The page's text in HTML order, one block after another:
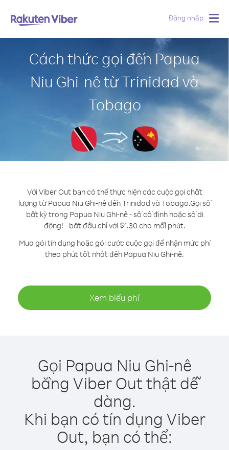
Đăng nhập
Cách thức gọi đến Papua
Niu Ghi-nê từ Trinidad và
Tobago
Với Viber Out bạn có thể thực hiện các cuộc gọi chất
lượng từ Papua Niu Ghi-nê đến Trinidad và Tobago.Gọi số
bất kỳ trong Papua Niu Ghi-nê - số cố định hoặc số di
động! - bắt đầu chỉ với $1.30 cho mỗi phút.
Mua gói tín dụng hoặc gói cước cuộc gọi để nhận mức phí
theo phút tốt nhất đến Papua Niu Ghi-nê.
Xem biểu phí
Gọi Papua Niu Ghi-nê
bằng Viber Out thật dễ
dàng.
Khi bạn có tín dụng Viber
Out, bạn có thể: